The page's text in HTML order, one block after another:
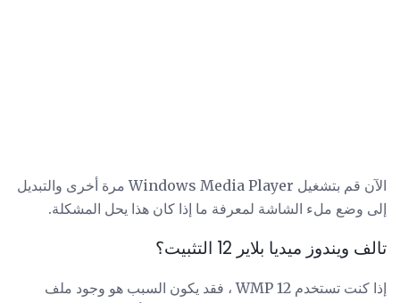
الآن قم بتشغيل Windows Media Player مرة أخرى والتبديل
إلى وضع ملء الشاشة لمعرفة ما إذا كان هذا يحل المشكلة.
تالف ويندوز ميديا ​​بلاير 12 التثبيت؟
إذا كنت تستخدم WMP 12 ، فقد يكون السبب هو وجود ملف